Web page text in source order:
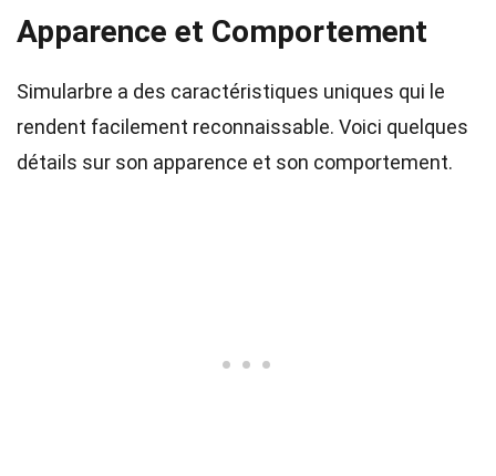
Apparence et Comportement
Simularbre a des caractéristiques uniques qui le
rendent facilement reconnaissable. Voici quelques
détails sur son apparence et son comportement.